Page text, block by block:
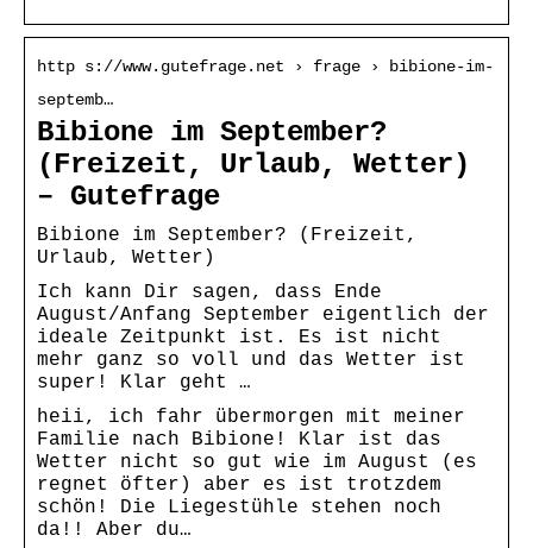
http s://www.gutefrage.net › frage › bibione-im-
septemb…
Bibione im September?
(Freizeit, Urlaub, Wetter)
– Gutefrage
Bibione im September? (Freizeit,
Urlaub, Wetter)
Ich kann Dir sagen, dass Ende
August/Anfang September eigentlich der
ideale Zeitpunkt ist. Es ist nicht
mehr ganz so voll und das Wetter ist
super! Klar geht …
heii, ich fahr übermorgen mit meiner
Familie nach Bibione! Klar ist das
Wetter nicht so gut wie im August (es
regnet öfter) aber es ist trotzdem
schön! Die Liegestühle stehen noch
da!! Aber du…